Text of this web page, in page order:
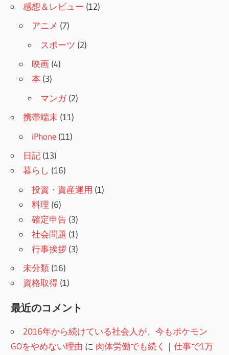
感想＆レビュー (12)
アニメ (7)
スポーツ (2)
映画 (4)
本 (3)
マンガ(2)
携帯端末 (11)
iPhone (11)
日記 (13)
暮らし (16)
投資・資産運用 (1)
料理 (6)
確定申告 (3)
社会問題 (1)
行事挨拶 (3)
未分類 (16)
資格取得 (1)
最近のコメント
2016年から続けている社会人が、今もポケモン
GOをやめない理由 に 肉体労働でも続く｜仕事で1万